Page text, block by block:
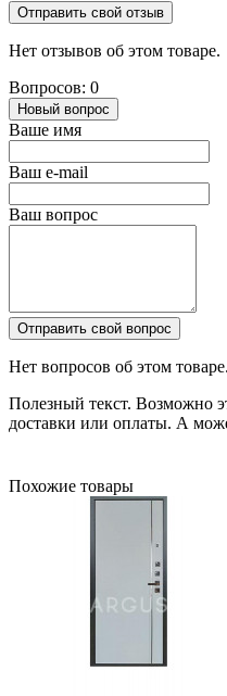
Отправить свой отзыв
Нет отзывов об этом товаре.
Вопросов: 0
Новый вопрос
Ваше имя
Ваш e-mail
Ваш вопрос
Отправить свой вопрос
Нет вопросов об этом товаре.
Полезный текст. Возможно
доставки или оплаты. А
Похожие товары